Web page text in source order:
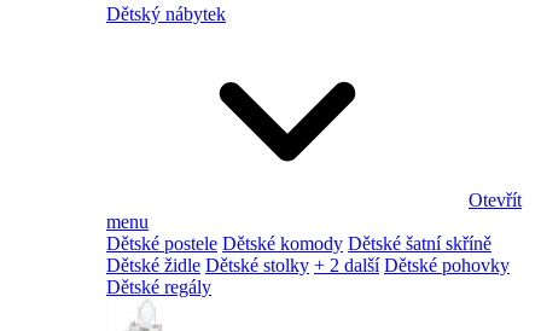
Dětský nábytek
Otevřít
menu
Dětské postele Dětské komody Dětské šatní skříně
Dětské židle Dětské stolky + 2 další Dětské pohovky
Dětské regály